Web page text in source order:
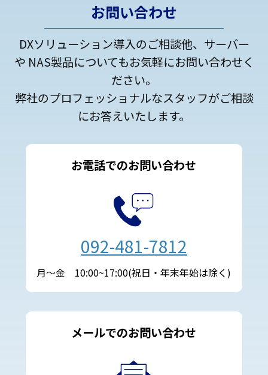
お問い合わせ
DXソリューション導入のご相談他、サーバー
や NAS製品についてもお気軽にお問い合わせく
ださい。
弊社のプロフェッショナルなスタッフがご相談
にお答えいたします。
お電話でのお問い合わせ
092-481-7812
月～金 10:00~17:00(祝日・年末年始は除く)
メールでのお問い合わせ